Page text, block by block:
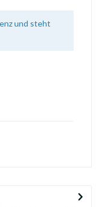
und steht